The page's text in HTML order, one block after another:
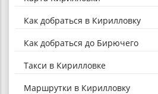
Как добраться в Кирилловку
Как добраться до Бирючего
Такси в Кирилловке
Маршрутки в Кирилловку